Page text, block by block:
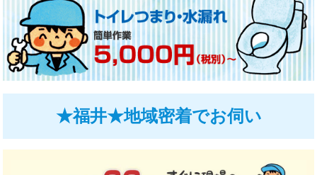
★福井★地域密着でお伺い